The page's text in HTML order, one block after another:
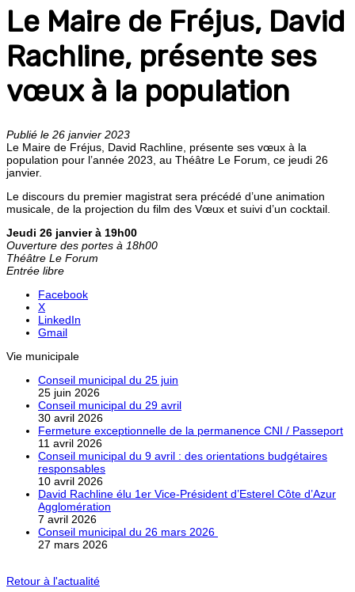
Le Maire de Fréjus, David
Rachline, présente ses
vœux à la population
Publié le 26 janvier 2023
Le Maire de Fréjus, David Rachline, présente ses vœux à la
population pour l’année 2023, au Théâtre Le Forum, ce jeudi 26
janvier.
Le discours du premier magistrat sera précédé d’une animation
musicale, de la projection du film des Vœux et suivi d’un cocktail.
Jeudi 26 janvier à 19h00
Ouverture des portes à 18h00
Théâtre Le Forum
Entrée libre
Facebook
X
LinkedIn
Gmail
Vie municipale
Conseil municipal du 25 juin
25 juin 2026
Conseil municipal du 29 avril
30 avril 2026
Fermeture exceptionnelle de la permanence CNI / Passeport
11 avril 2026
Conseil municipal du 9 avril : des orientations budgétaires
responsables
10 avril 2026
David Rachline élu 1er Vice-Président d’Esterel Côte d’Azur
Agglomération
7 avril 2026
Conseil municipal du 26 mars 2026
27 mars 2026
Retour à l'actualité